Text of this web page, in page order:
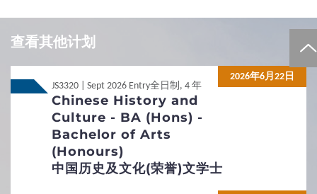
Local JUPAS
Local Non-JUPAS Year 1
Non-Local International / Other Qualification
Non-Local 內地应届高考生
Local JUPAS
Local Non-JUPAS Year 1
Non-Local
International / Other
Qualification
Non-Local 內地应届高考生
查看其他计划
JS3320 | Sept 2026 Entry全日制, 4 年
Chinese History and
Culture - BA (Hons) -
Bachelor of Arts
(Honours)
中国历史及文化(荣誉)文学士
2026年6月22日